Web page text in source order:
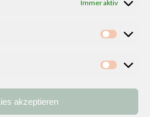
Immer aktiv
akzeptieren